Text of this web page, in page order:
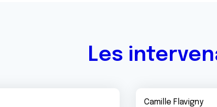
Les
Camille Flavigny